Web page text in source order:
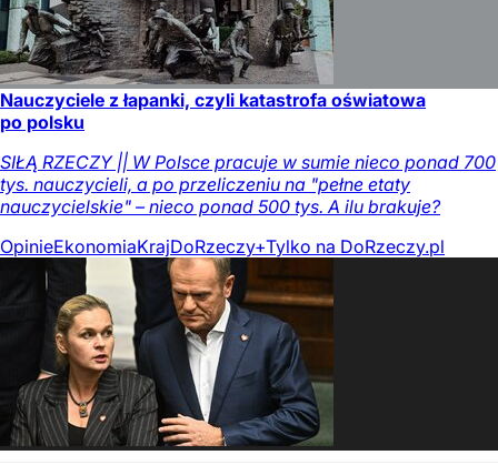
Nauczyciele z łapanki, czyli katastrofa oświatowa
po polsku
SIŁĄ RZECZY || W Polsce pracuje w sumie nieco ponad 700
tys. nauczycieli, a po przeliczeniu na "pełne etaty
nauczycielskie" – nieco ponad 500 tys. A ilu brakuje?
OpinieEkonomiaKrajDoRzeczy+Tylko na DoRzeczy.pl